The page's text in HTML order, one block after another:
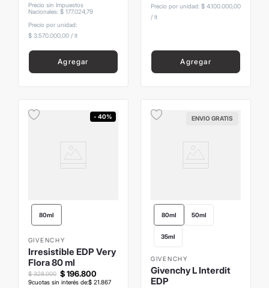
Precio sin Impuestos
Nacionales: $ 177.024,79
Precio por unidad:
$ 3.570.000,00/ lt
Agregar
Precio por unidad: $ 4.100.000,00
/ lt
Agregar
- 40%
80ml
GIVENCHY
Irresistible EDP Very
Flora 80 ml
$ 196.800
$ 328.000
9cuotas sin interés de:$ 21.867
ENVIO GRATIS
80ml 50ml
35ml
GIVENCHY
Givenchy L Interdit
EDP